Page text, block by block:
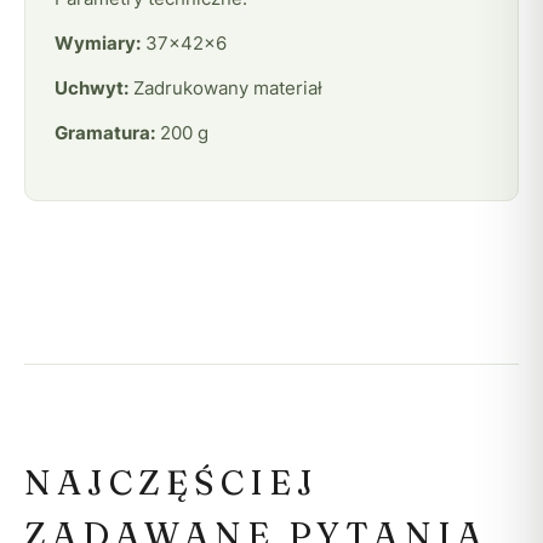
Wymiary: 37x42x6
Uchwyt: Zadrukowany materiał
Gramatura: 200 g
NAJCZĘŚCIEJ
ZADAWANE PYTANIA